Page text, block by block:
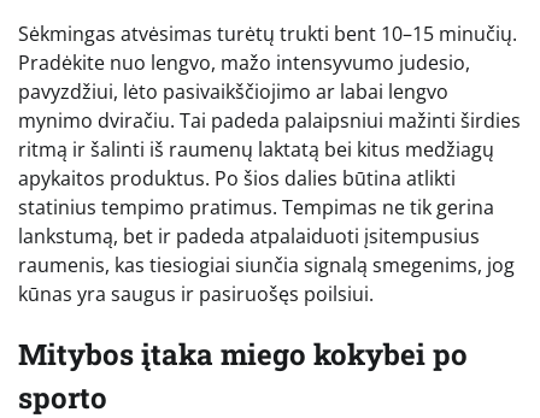
Sėkmingas atvėsimas turėtų trukti bent 10–15 minučių.
Pradėkite nuo lengvo, mažo intensyvumo judesio,
pavyzdžiui, lėto pasivaikščiojimo ar labai lengvo
mynimo dviračiu. Tai padeda palaipsniui mažinti širdies
ritmą ir šalinti iš raumenų laktatą bei kitus medžiagų
apykaitos produktus. Po šios dalies būtina atlikti
statinius tempimo pratimus. Tempimas ne tik gerina
lankstumą, bet ir padeda atpalaiduoti įsitempusius
raumenis, kas tiesiogiai siunčia signalą smegenims, jog
kūnas yra saugus ir pasiruošęs poilsiui.
Mitybos įtaka miego kokybei po
sporto